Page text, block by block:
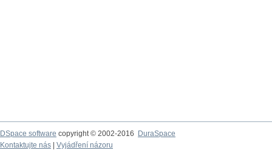
DSpace software copyright © 2002-2016
DuraSpace
Kontaktujte nás
Vyjádření názoru